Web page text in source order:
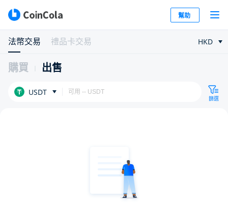
幫助
法幣交易 禮品卡交易 HKD
購買 出售
USDT
篩選